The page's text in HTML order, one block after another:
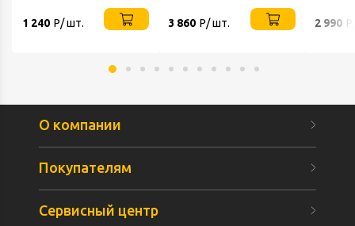
1 240 Р/ шт.
3 860 Р/ шт.
2 990
О компании
Покупателям
Сервисный центр